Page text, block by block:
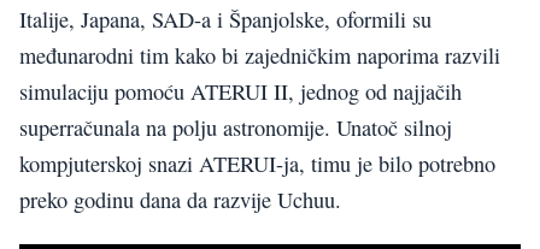
Italije, Japana, SAD-a i Španjolske, oformili su
međunarodni tim kako bi zajedničkim naporima razvili
simulaciju pomoću ATERUI II, jednog od najjačih
superračunala na polju astronomije. Unatoč silnoj
kompjuterskoj snazi ATERUI-ja, timu je bilo potrebno
preko godinu dana da razvije Uchuu.